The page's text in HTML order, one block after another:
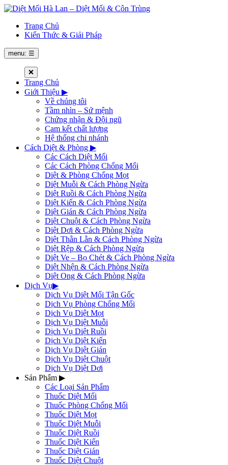
Trang Chủ
Kiến Thức & Giải Pháp
menu: ☰
❌
Trang Chủ
Giới Thiệu ▶
Về chúng tôi
Tầm nhìn – Sứ mệnh
Chứng nhận & Đội ngũ
Cam kết chất lượng
Hệ thống chi nhánh
Cách Diệt & Phòng ▶
Các Cách Diệt Mối
Các Cách Phòng Chống Mối
Diệt & Phòng Chống Mọt
Diệt Muỗi & Cách Phòng Ngừa
Diệt Ruồi & Cách Phòng Ngừa
Diệt Kiến & Cách Phòng Ngừa
Diệt Gián & Cách Phòng Ngừa
Diệt Chuột & Cách Phòng Ngừa
Diệt Dơi & Cách Phòng Ngừa
Diệt Thằn Lằn & Cách Phòng Ngừa
Diệt Rệp & Cách Phòng Ngừa
Diệt Ve – Bọ Chét & Cách Phòng Ngừa
Diệt Nhện & Cách Phòng Ngừa
Diệt Ong & Cách Phòng Ngừa
Dịch Vụ▶
Dịch Vụ Diệt Mối Tận Gốc
Dịch Vụ Phòng Chống Mối
Dịch Vụ Diệt Mọt
Dịch Vụ Diệt Muỗi
Dịch Vụ Diệt Ruồi
Dịch Vụ Diệt Kiến
Dịch Vụ Diệt Gián
Dịch Vụ Diệt Chuột
Dịch Vụ Diệt Dơi
Sản Phẩm ▶
Các Loại Sản Phẩm
Thuốc Diệt Mối
Thuốc Phòng Chống Mối
Thuốc Diệt Mọt
Thuốc Diệt Muỗi
Thuốc Diệt Ruồi
Thuốc Diệt Kiến
Thuốc Diệt Gián
Thuốc Diệt Chuột